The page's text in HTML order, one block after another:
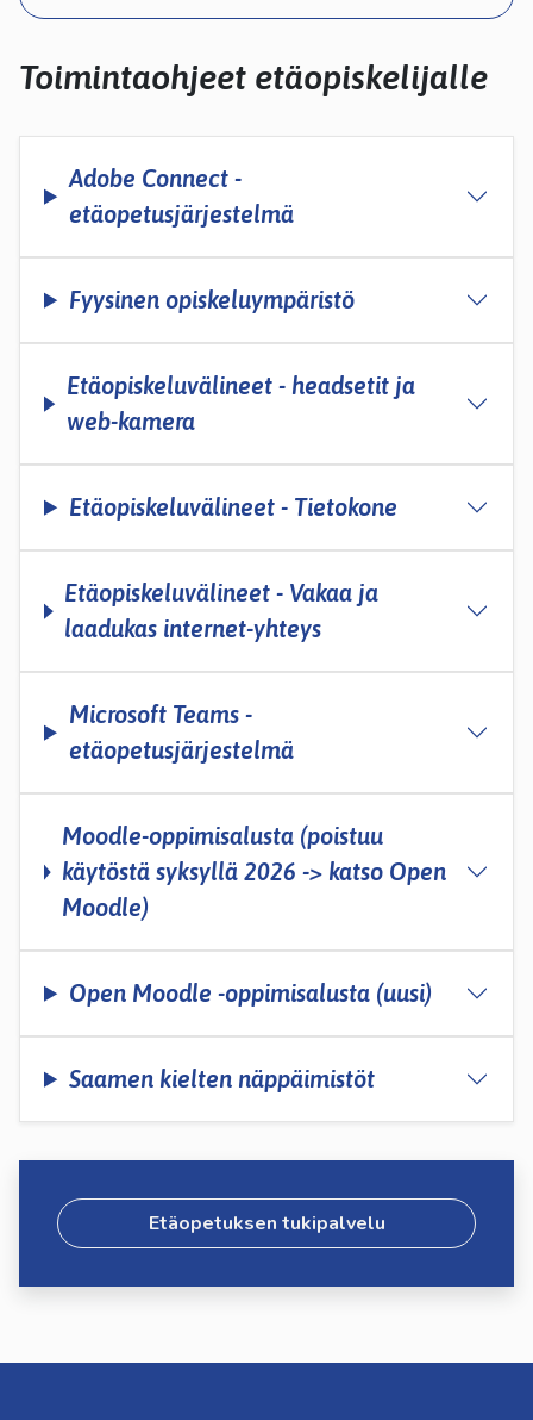
pyyhkäisyliikkeitä.
Toimintaohjeet etäopiskelijalle
Adobe Connect -
etäopetusjärjestelmä
Fyysinen opiskeluympäristö
Etäopiskeluvälineet - headsetit ja
web-kamera
Etäopiskeluvälineet - Tietokone
Etäopiskeluvälineet - Vakaa ja
laadukas internet-yhteys
Microsoft Teams -
etäopetusjärjestelmä
Moodle-oppimisalusta (poistuu
käytöstä syksyllä 2026 -> katso Open
Moodle)
Open Moodle -oppimisalusta (uusi)
Saamen kielten näppäimistöt
Etäopetuksen tukipalvelu